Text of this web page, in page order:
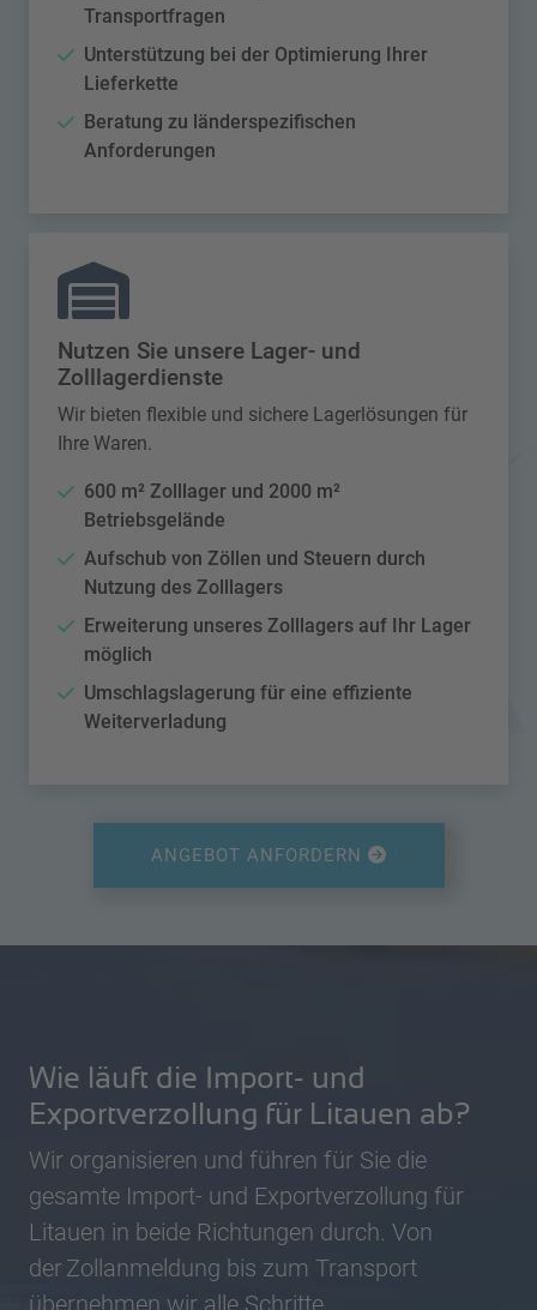
Transportfragen
Unterstützung bei der Optimierung Ihrer
Lieferkette
Beratung zu länderspezifischen
Anforderungen
Nutzen Sie unsere Lager- und
Zolllagerdienste
Wir bieten flexible und sichere Lagerlösungen für
Ihre Waren.
600 m² Zolllager und 2000 m²
Betriebsgelände
Aufschub von Zöllen und Steuern durch
Nutzung des Zolllagers
Erweiterung unseres Zolllagers auf Ihr Lager
möglich
Umschlagslagerung für eine effiziente
Weiterverladung
ANGEBOT ANFORDERN
Wie läuft die Import- und
Exportverzollung für Litauen ab?
Wir organisieren und führen für Sie die
gesamte Import- und Exportverzollung für
Litauen in beide Richtungen durch. Von
der Zollanmeldung bis zum Transport
übernehmen wir alle Schritte.